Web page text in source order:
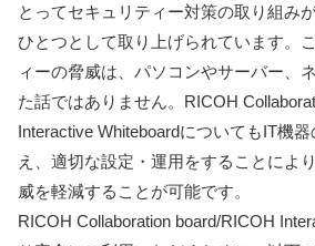
とってセキュリティー対策の取り組み
ひとつとして取り上げられています。
ィーの脅威は、パソコンやサーバー、
た話ではありません。RICOH
Interactive WhiteboardについてもIT機
え、適切な設定・運用をすることによ
威を軽減することが可能です。
RICOH Collaboration board/RICOH